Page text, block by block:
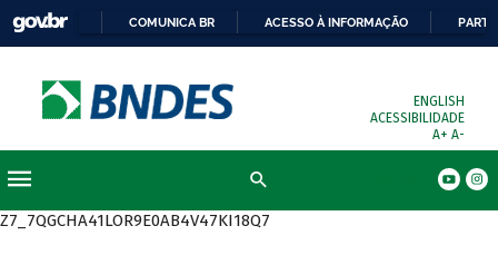
COMUNICA BR ACESSO À INFORMAÇÃO
ENGLISH
ACESSIBILIDADE
A+ A-
Z7_7QGCHA41LOR9E0AB4V47KI18Q7